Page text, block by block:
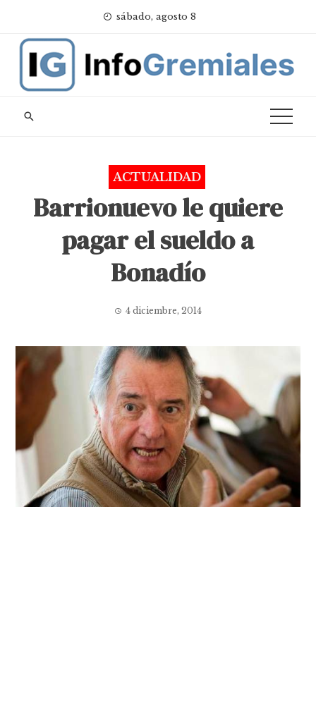
content
sábado, agosto 8
ACTUALIDAD
Barrionuevo le quiere
pagar el sueldo a
Bonadío
4 diciembre, 2014